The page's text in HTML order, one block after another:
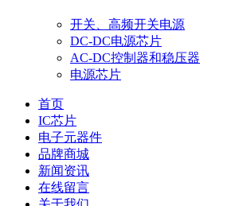
开关、高频开关电源
DC-DC电源芯片
AC-DC控制器和稳压器
电源芯片
首页
IC芯片
电子元器件
品牌商城
新闻资讯
在线留言